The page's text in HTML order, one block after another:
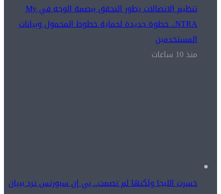
تنظيم الاتصالات يطور التحقق ببصمة الوجه في My
NTRA.. خطوة جديدة لحماية خطوط المحمول وبيانات
المستخدمين
منذ 10 ساعات
خسرت الليجا ولكنها لم تصمت.. بي إن سبورتس ترد ببيان